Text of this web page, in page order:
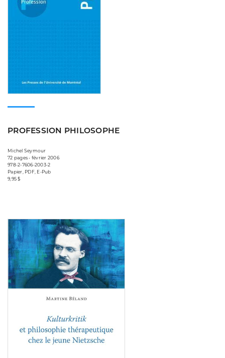
PROFESSION PHILOSOPHE
Michel Seymour
72 pages • février 2006
978-2-7606-2003-2
Papier, PDF, E-Pub
9,95 $